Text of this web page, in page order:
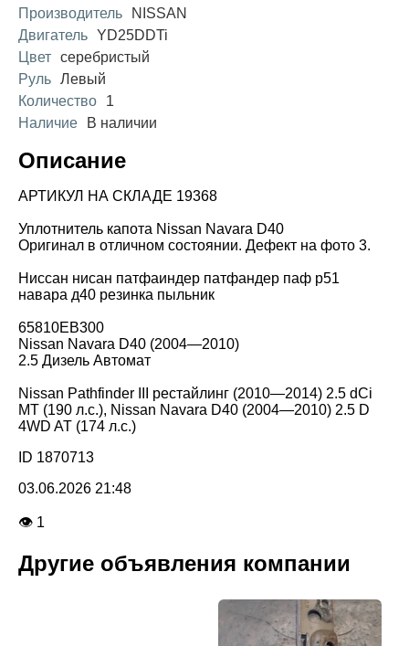
Производитель
NISSAN
Двигатель YD25DDTi
Цвет серебристый
Руль Левый
Количество
1
Наличие
В наличии
Описание
АРТИКУЛ НА СКЛАДЕ 19368
Уплотнитель капота Nissan Navara D40
Оригинал в отличном состоянии. Дефект на фото 3.
Ниссан нисан патфаиндер патфандер паф р51
навара д40 резинка пыльник
65810EB300
Nissan Navara D40 (2004—2010)
2.5 Дизель Автомат
Nissan Pathfinder III рестайлинг (2010—2014) 2.5 dCi
MT (190 л.с.), Nissan Navara D40 (2004—2010) 2.5 D
4WD AT (174 л.с.)
ID 1870713
03.06.2026 21:48
👁 1
Другие объявления компании